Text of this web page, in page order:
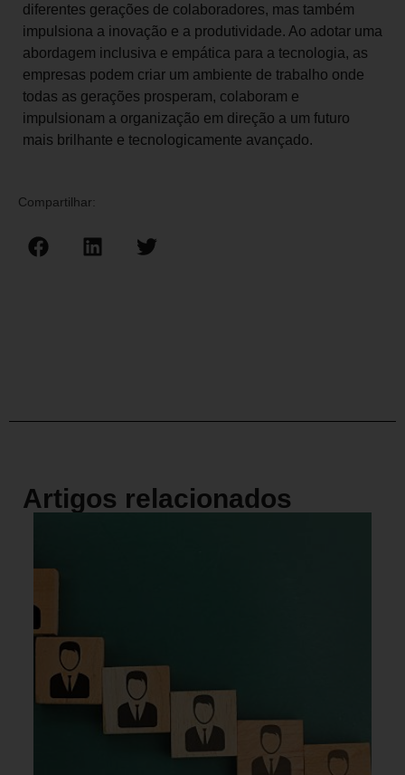
diferentes gerações de colaboradores, mas também
impulsiona a inovação e a produtividade. Ao adotar uma
abordagem inclusiva e empática para a tecnologia, as
empresas podem criar um ambiente de trabalho onde
todas as gerações prosperam, colaboram e
impulsionam a organização em direção a um futuro
mais brilhante e tecnologicamente avançado.
Compartilhar:
Artigos relacionados